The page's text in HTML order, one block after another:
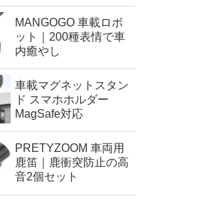
MANGOGO 車載ロボ
ット｜200種表情で車
内癒やし
車載マグネットスタン
ド スマホホルダー
MagSafe対応
PRETYZOOM 車両用
鹿笛｜鹿衝突防止の高
音2個セット